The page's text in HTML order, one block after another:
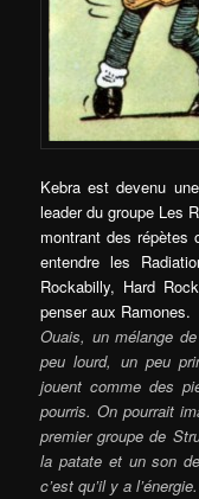
Kebra est devenu
leader du groupe Les
montrant des répètes
entendre les
Rockabilly, Hard
penser aux Ramones.
Ouais, un mélange
peu lourd, un peu
jouent comme des
pourris. On pourrait
premier groupe de
la patate et un son
c’est qu’il y a l’énergie.